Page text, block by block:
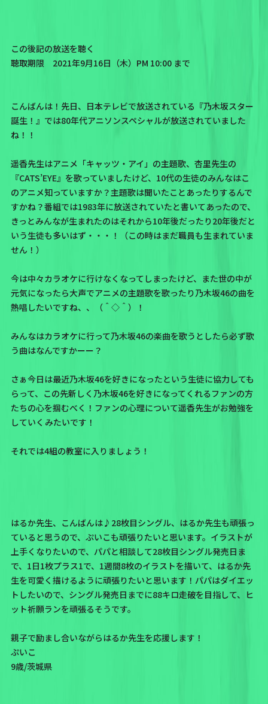
この後記の放送を聴く
聴取期限 2021年9月16日（木）PM 10:00 まで
こんばんは！先日、日本テレビで放送されている『乃木坂スター
誕生！』では80年代アニソンスペシャルが放送されていました
ね！！
遥香先生はアニメ「キャッツ・アイ」の主題歌、杏里先生の
『CATS’EYE』を歌っていましたけど、10代の生徒のみんなはこ
のアニメ知っていますか？主題歌は聞いたことあったりするんで
すかね？番組では1983年に放送されていたと書いてあったので、
きっとみんなが生まれたのはそれから10年後だったり20年後だと
いう生徒も多いはず・・・！（この時はまだ職員も生まれていま
せん！）
今は中々カラオケに行けなくなってしまったけど、また世の中が
元気になったら大声でアニメの主題歌を歌ったり乃木坂46の曲を
熱唱したいですね、、（＾◇＾）！
みんなはカラオケに行って乃木坂46の楽曲を歌うとしたら必ず歌
う曲はなんですかーー？
さぁ今日は最近乃木坂46を好きになったという生徒に協力しても
らって、この先新しく乃木坂46を好きになってくれるファンの方
たちの心を掴むべく！ファンの心理について遥香先生がお勉強を
していくみたいです！
それでは4組の教室に入りましょう！
はるか先生、こんばんは♪28枚目シングル、はるか先生も頑張っ
ていると思うので、ぷいこも頑張りたいと思います。イラストが
上手くなりたいので、パパと相談して28枚目シングル発売日ま
で、1日1枚プラス1で、1週間8枚のイラストを描いて、はるか先
生を可愛く描けるように頑張りたいと思います！パパはダイエッ
トしたいので、シングル発売日までに88キロ走破を目指して、ヒ
ット祈願ランを頑張るそうです。
親子で励まし合いながらはるか先生を応援します！
ぷいこ
9歳/茨城県